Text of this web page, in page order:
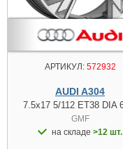
АРТИКУЛ:572932
AUDI A304
7.5x17 5/112 ET38 DIA
GMF
на складе >12 шт.